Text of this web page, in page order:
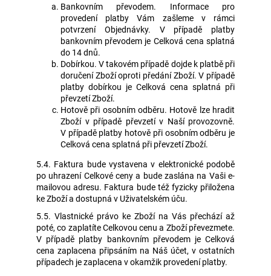
Bankovním převodem. Informace pro
provedení platby Vám zašleme v rámci
potvrzení Objednávky. V případě platby
bankovním převodem je Celková cena splatná
do 14 dnů.
Dobírkou. V takovém případě dojde k platbě při
doručení Zboží oproti předání Zboží. V případě
platby dobírkou je Celková cena splatná při
převzetí Zboží.
Hotově při osobním odběru. Hotově lze hradit
Zboží v případě převzetí v Naší provozovně.
V případě platby hotově při osobním odběru je
Celková cena splatná při převzetí Zboží.
5.4. Faktura bude vystavena v elektronické podobě
po uhrazení Celkové ceny a bude zaslána na Vaši e-
mailovou adresu. Faktura bude též fyzicky přiložena
ke Zboží a dostupná v Uživatelském úču.
5.5. Vlastnické právo ke Zboží na Vás přechází až
poté, co zaplatíte Celkovou cenu a Zboží převezmete.
V případě platby bankovním převodem je Celková
cena zaplacena připsáním na Náš účet, v ostatních
případech je zaplacena v okamžik provedení platby.